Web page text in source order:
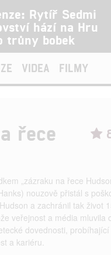
Rytíř Sedmi
hází na Hru
trůny bobek
VIDEA FILMY
řece
„zázraku na řece
nouzově přistál s
a zachránil tak život
veřejnost a média mluvila
dovednosti, probíhající
a kariéru.